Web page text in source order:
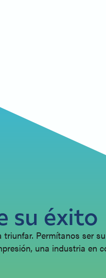
su éxito
Permítanos ser
una industria en